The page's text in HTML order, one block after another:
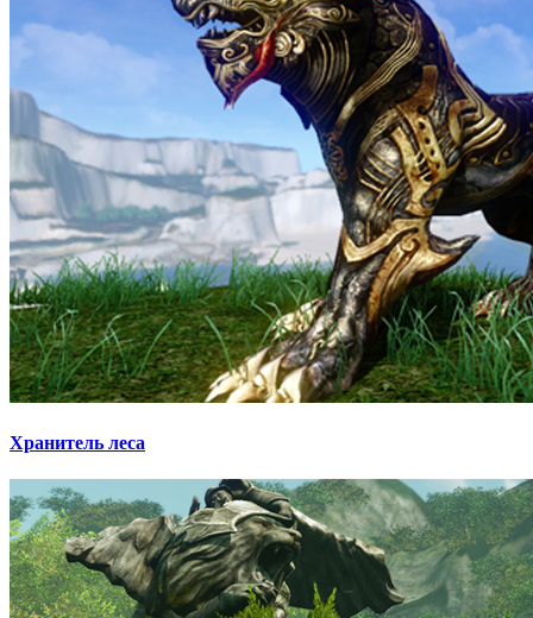
Хранитель леса